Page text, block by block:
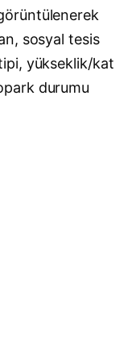
sosyal tesis
yükseklik/kat
durumu